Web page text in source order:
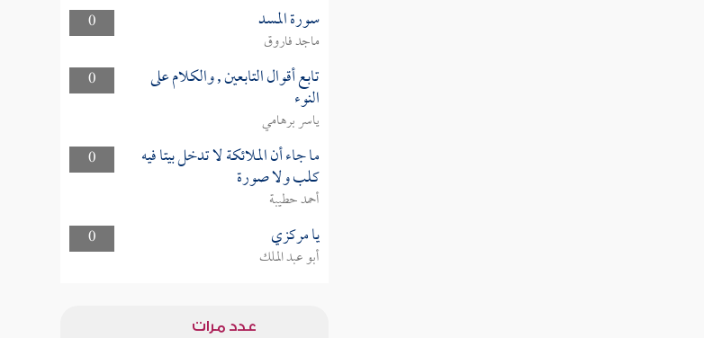
0
سورة المسد
ماجد فاروق
0
تابع أقوال التابعين , والكلام على
النوء
ياسر برهامي
0
ما جاء أن الملائكة لا تدخل بيتا فيه
كلب ولا صورة
أحمد حطيبة
0
يا مركزي
أبو عبد الملك
عدد مرات